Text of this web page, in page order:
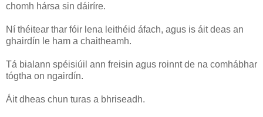
chomh hársa sin dáiríre.
Ní théitear thar fóir lena leithéid áfach, agus is áit deas an
ghairdín le ham a chaitheamh.
Tá bialann spéisiúil ann freisin agus roinnt de na comhábhar
tógtha on ngairdín.
Áit dheas chun turas a bhriseadh.